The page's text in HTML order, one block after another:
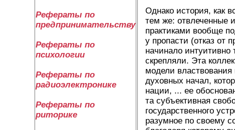
Рефераты по
предпринимательству
Рефераты по
психологии
Рефераты по
радиоэлектронике
Рефераты по
риторике
Однако история, как
тем же: отвлеченные
практиками вообще
у пропасти (отказ от
начинало интуитивно
скрепляли. Эта
модели властвования
духовных начал,
нации, ... ее
та субъективная
государственного
разумное по своему